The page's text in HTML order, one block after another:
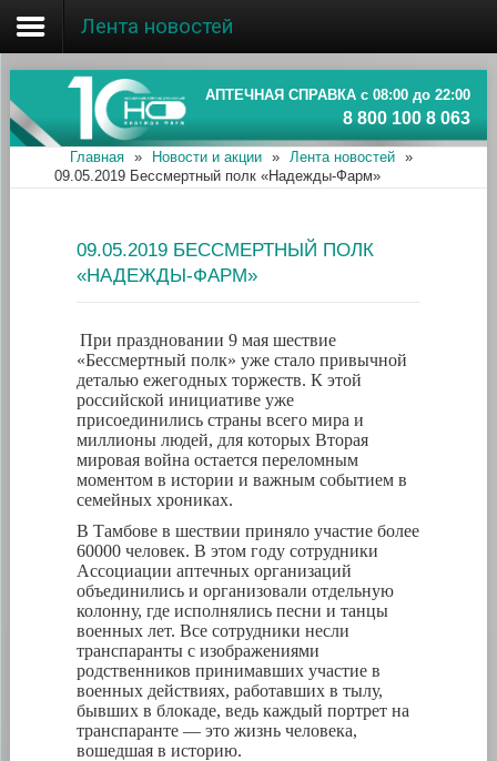
Главная
Об ассоциации
Наши аптеки
Информация
Лента новостей
АПТЕЧНАЯ СПРАВКА с 08:00 до 22:00
8 800 100 8 063
Главная » Новости и акции » Лента новостей
»
09.05.2019 Бессмертный полк «Надежды-Фарм»
09.05.2019 БЕССМЕРТНЫЙ ПОЛК
«НАДЕЖДЫ-ФАРМ»
При праздновании 9 мая шествие
«Бессмертный полк» уже стало привычной
деталью ежегодных торжеств. К этой
российской инициативе уже
присоединились страны всего мира и
миллионы людей, для которых Вторая
мировая война остается переломным
моментом в истории и важным событием в
семейных хрониках.
В Тамбове в шествии приняло участие более
60000 человек. В этом году сотрудники
Ассоциации аптечных организаций
объединились и организовали отдельную
колонну, где исполнялись песни и танцы
военных лет. Все сотрудники несли
транспаранты с изображениями
родственников принимавших участие в
военных действиях, работавших в тылу,
бывших в блокаде, ведь каждый портрет на
транспаранте — это жизнь человека,
вошедшая в историю.